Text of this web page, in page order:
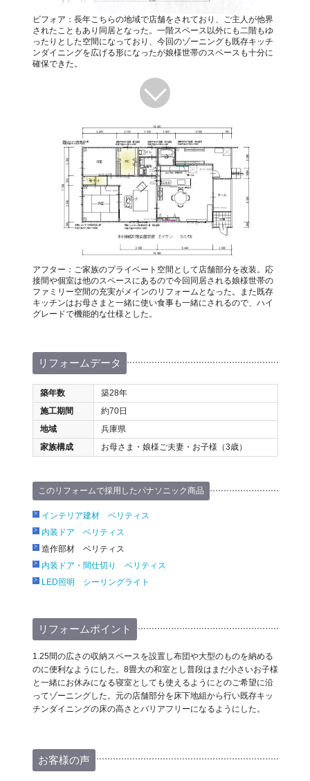
ビフォア：長年こちらの地域で店舗をされており、ご主人が他界
されたこともあり同居となった。一階スペース以外にも二階もゆ
ったりとした空間になっており、今回のゾーニングも既存キッチ
ンダイニングを広げる形になったが娘様世帯のスペースも十分に
確保できた。
アフター：ご家族のプライベート空間として店舗部分を改装。応
接間や個室は他のスペースにあるので今回同居される娘様世帯の
ファミリー空間の充実がメインのリフォームとなった。また既存
キッチンはお母さまと一緒に使い食事も一緒にされるので、ハイ
グレードで機能的な仕様とした。
リフォームデータ
築年数
築28年
施工期間
約70日
地域
兵庫県
家族構成
お母さま・娘様ご夫妻・お子様（3歳）
このリフォームで採用したパナソニック商品
インテリア建材 ベリティス
内装ドア ベリティス
造作部材 ベリティス
内装ドア・間仕切り ベリティス
LED照明 シーリングライト
リフォームポイント
1.25間の広さの収納スペースを設置し布団や大型のものを納める
のに便利なようにした。8畳大の和室とし普段はまだ小さいお子様
と一緒にお休みになる寝室としても使えるようにとのご希望に沿
ってゾーニングした。元の店舗部分を床下地組から行い既存キッ
チンダイニングの床の高さとバリアフリーになるようにした。
お客様の声